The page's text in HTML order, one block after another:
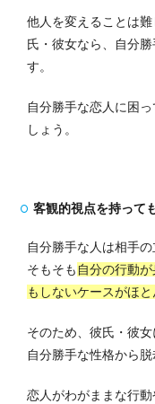
他人を変えることは
氏・彼女なら、自分
す。
自分勝手な恋人に困
しょう。
客観的視点を持って
自分勝手な人は相手
そもそも 自分の行動
もしないケースがほ
そのため、彼氏・彼
自分勝手な性格から
恋人がわがままな行